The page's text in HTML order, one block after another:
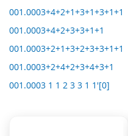
001.0003+4+2+1+3+1+3+1+1
001.0003+4+2+3+3+1+1
001.0003+2+1+3+2+3+3+1+1
001.0003+2+4+2+3+4+3+1
001.0003 1 1 2 3 3 1 1'[0]